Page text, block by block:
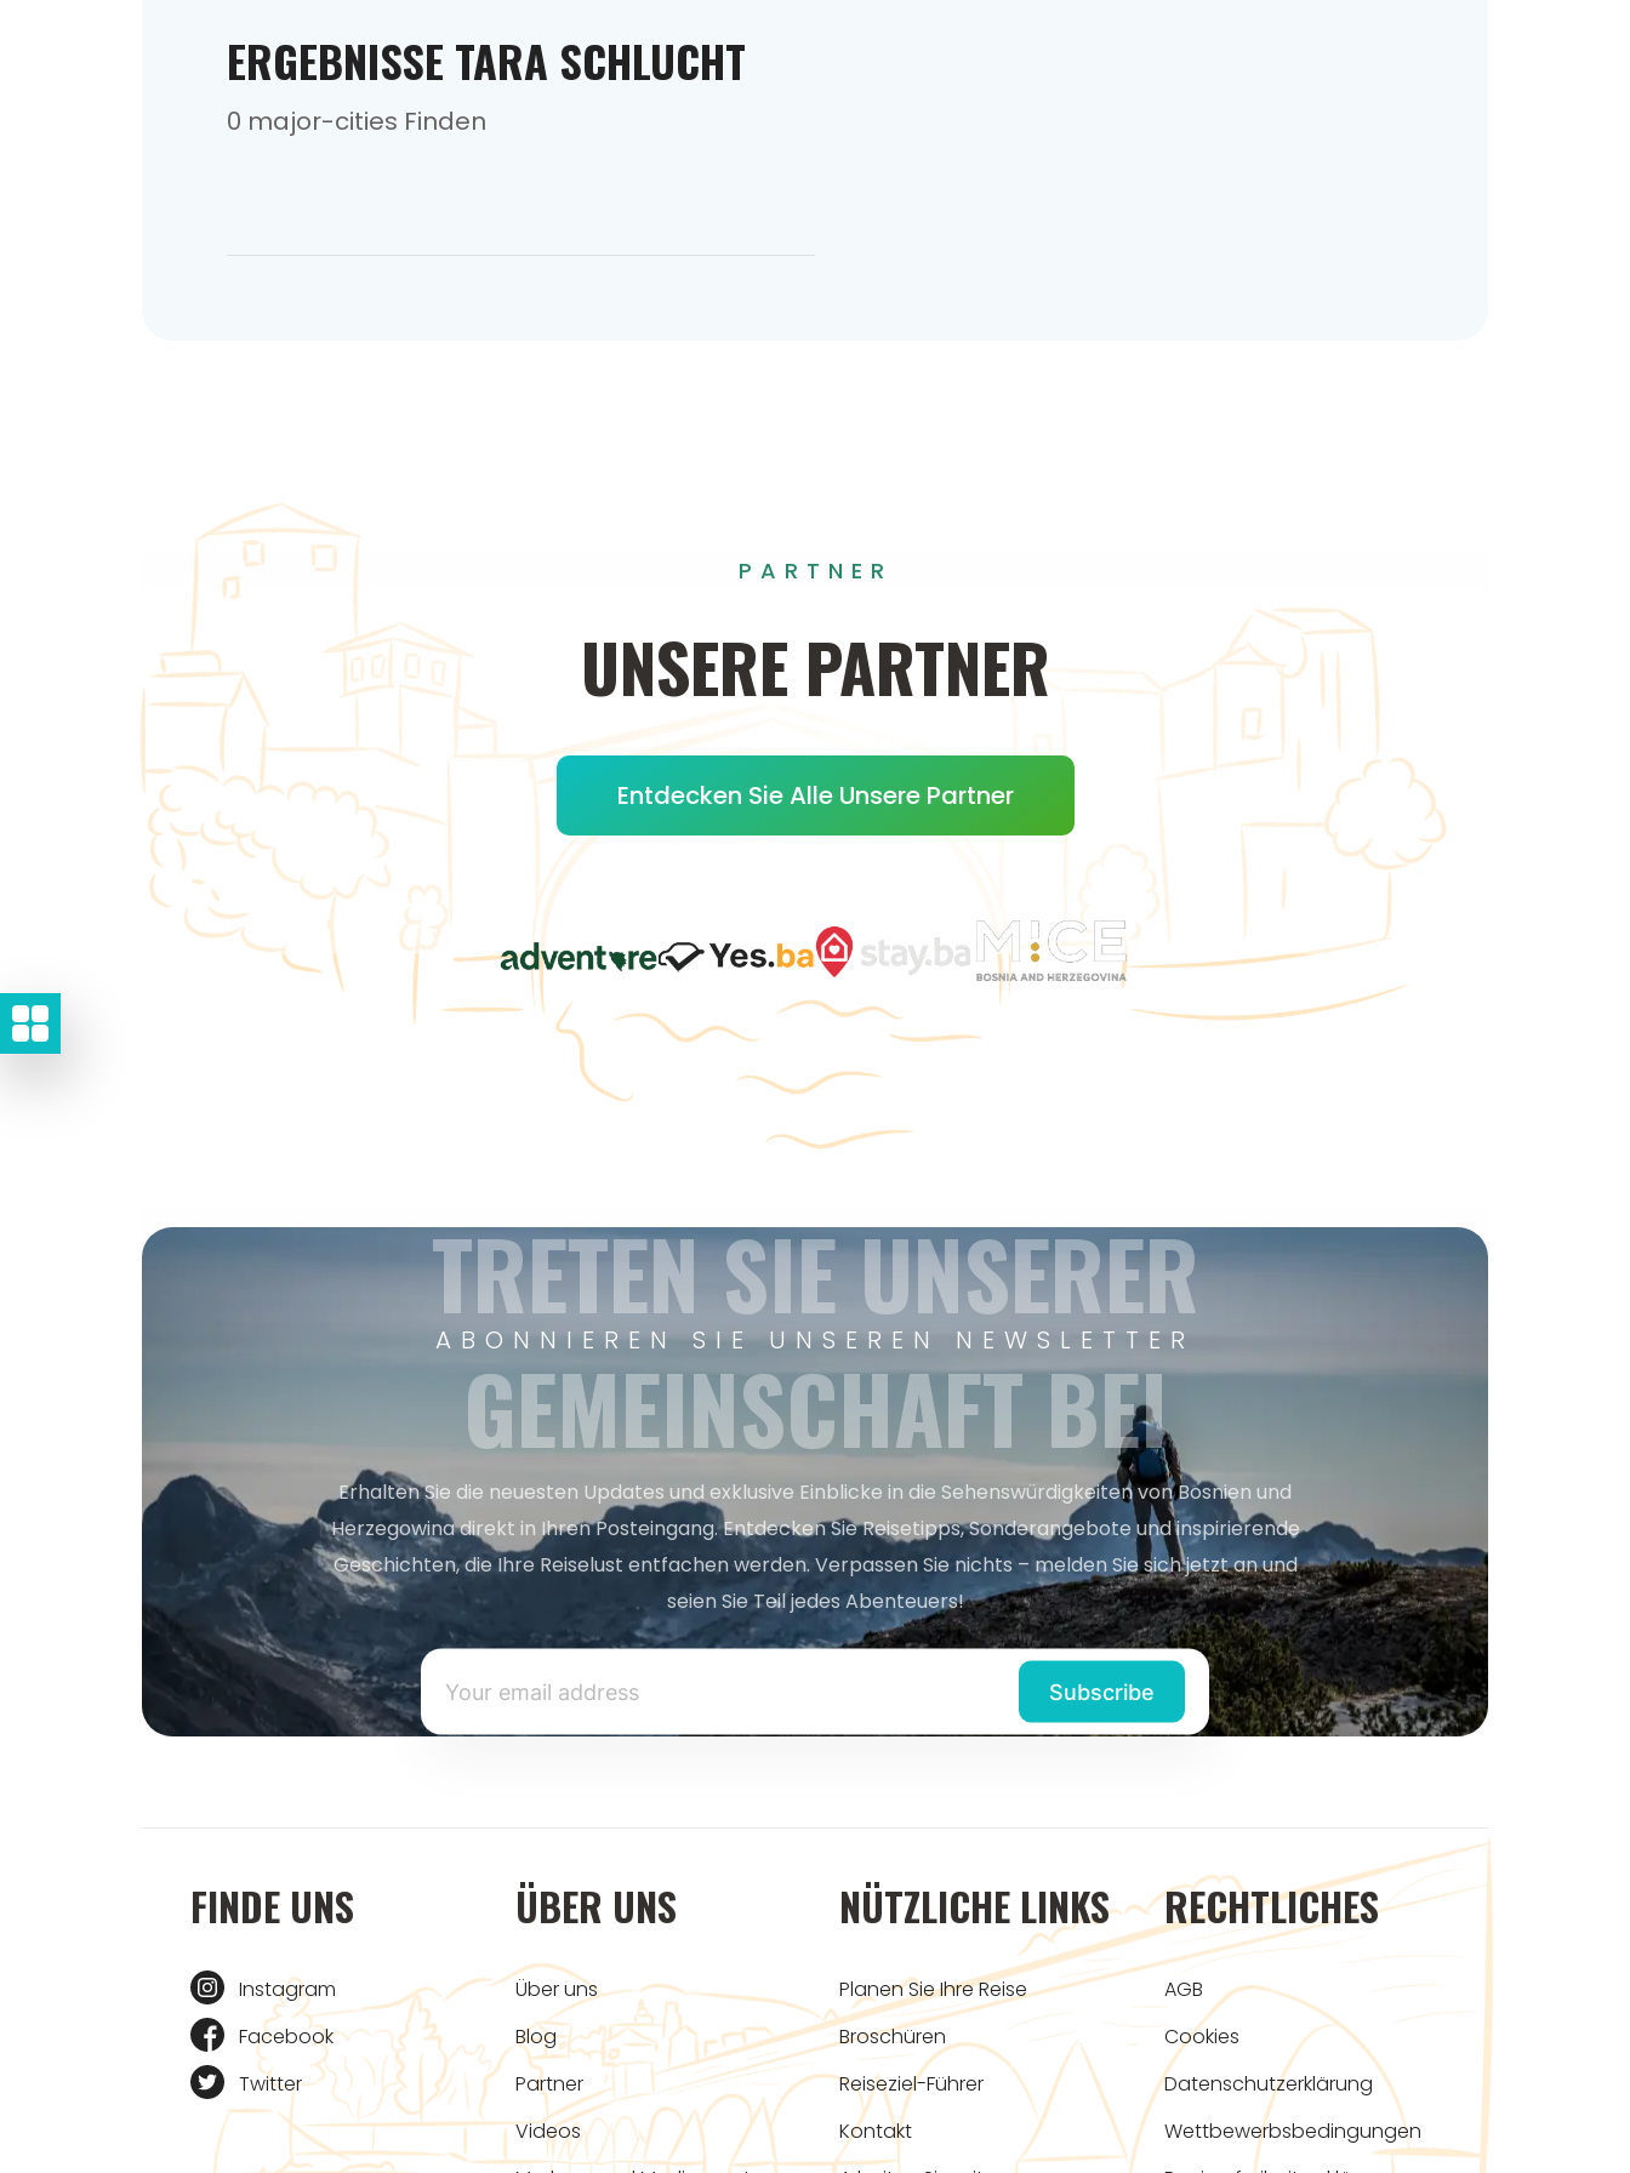
ERGEBNISSE TARA SCHLUCHT
0 major-cities Finden
PARTNER
UNSERE PARTNER
Entdecken Sie Alle Unsere Partner
ABONNIEREN SIE UNSEREN NEWSLETTER
TRETEN SIE UNSERER
GEMEINSCHAFT BEI
Erhalten Sie die neuesten Updates und exklusive Einblicke in die Sehenswürdigkeiten von Bosnien und
Herzegowina direkt in Ihren Posteingang. Entdecken Sie Reisetipps, Sonderangebote und inspirierende
Geschichten, die Ihre Reiselust entfachen werden. Verpassen Sie nichts – melden Sie sich jetzt an und
seien Sie Teil jedes Abenteuers!
FINDE UNS
Instagram
Facebook
Twitter
ÜBER UNS
Über uns
Blog
Partner
Videos
NÜTZLICHE LINKS
Planen Sie Ihre Reise
Broschüren
Reiseziel-Führer
Kontakt
RECHTLICHES
AGB
Cookies
Datenschutzerklärung
Wettbewerbsbedingungen